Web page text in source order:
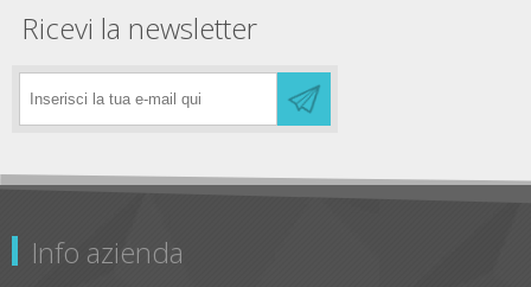
Ricevi la newsletter
Info azienda